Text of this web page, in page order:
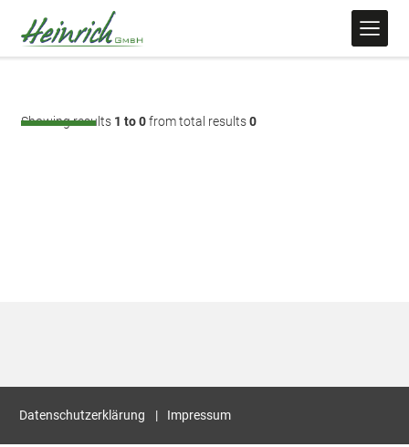
Showing results 1 to 0from total results0
Datenschutzerklärung Impressum